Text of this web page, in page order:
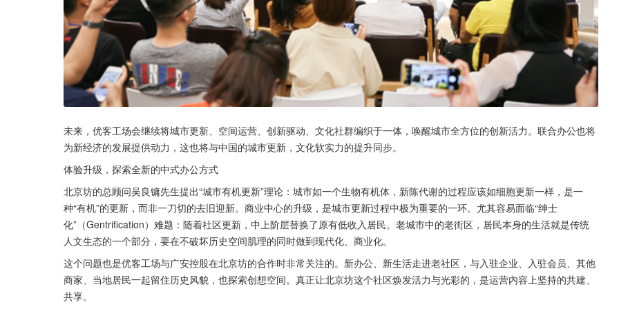
未来，优客工场会继续将城市更新、空间运营、创新驱动、文化社群编织于一体，唤醒城市全方位的创新活力。联合办公也将
为新经济的发展提供动力，这也将与中国的城市更新，文化软实力的提升同步。
体验升级，探索全新的中式办公方式
北京坊的总顾问吴良镛先生提出“城市有机更新”理论：城市如一个生物有机体，新陈代谢的过程应该如细胞更新一样，是一
种“有机”的更新，而非一刀切的去旧迎新。商业中心的升级，是城市更新过程中极为重要的一环。尤其容易面临“绅士
化”（Gentrification）难题：随着社区更新，中上阶层替换了原有低收入居民。老城市中的老街区，居民本身的生活就是传统
人文生态的一个部分，要在不破坏历史空间肌理的同时做到现代化、商业化。
这个问题也是优客工场与广安控股在北京坊的合作时非常关注的。新办公、新生活走进老社区，与入驻企业、入驻会员、其他
商家、当地居民一起留住历史风貌，也探索创想空间。真正让北京坊这个社区焕发活力与光彩的，是运营内容上坚持的共建、
共享。